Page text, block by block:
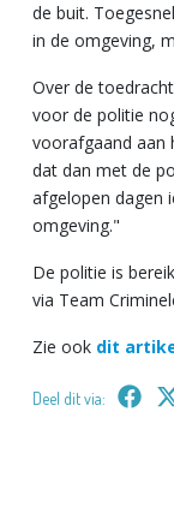
de buit.
in de omgeving,
Over de
voor de politie
voorafgaand aan
dat dan met de
afgelopen dagen
omgeving."
De politie is
via Team
Zie ook dit
Deel dit via: